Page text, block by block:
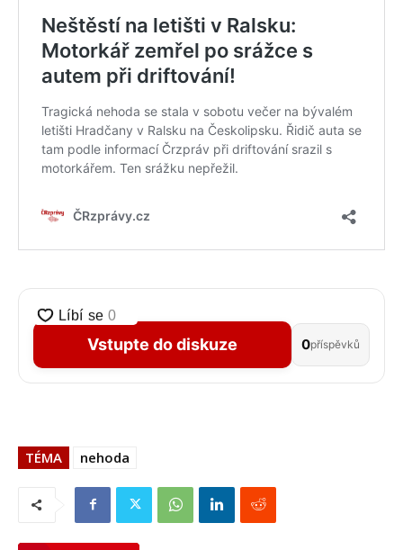
Vstupte do diskuze 0příspěvků
TÉMA nehoda